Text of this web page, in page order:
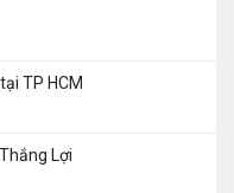
TP HCM
Lợi